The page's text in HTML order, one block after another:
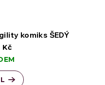
komiks ŠEDÝ
Kč